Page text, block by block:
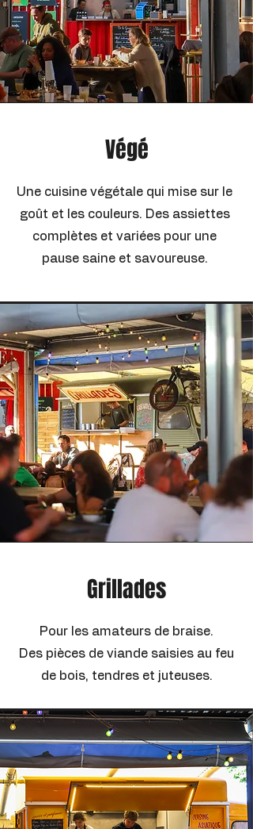
Végé
Une cuisine végétale qui mise sur le
goût et les couleurs. Des assiettes
complètes et variées pour une
pause saine et savoureuse.
Grillades
Pour les amateurs de braise.
Des pièces de viande saisies au feu
de bois, tendres et juteuses.